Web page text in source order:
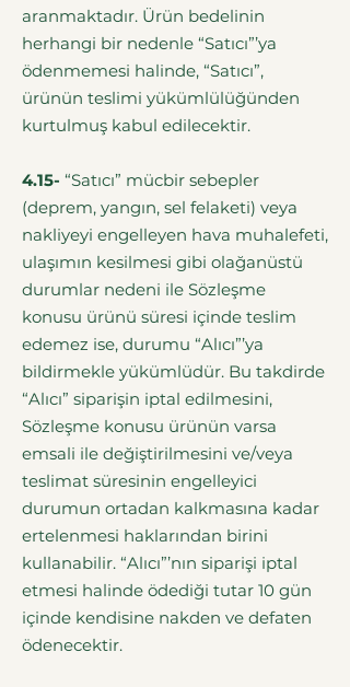
aranmaktadır. Ürün bedelinin
herhangi bir nedenle “Satıcı”’ya
ödenmemesi halinde, “Satıcı”,
ürünün teslimi yükümlülüğünden
kurtulmuş kabul edilecektir.
4.15- “Satıcı” mücbir sebepler
(deprem, yangın, sel felaketi) veya
nakliyeyi engelleyen hava muhalefeti,
ulaşımın kesilmesi gibi olağanüstü
durumlar nedeni ile Sözleşme
konusu ürünü süresi içinde teslim
edemez ise, durumu “Alıcı”’ya
bildirmekle yükümlüdür. Bu takdirde
“Alıcı” siparişin iptal edilmesini,
Sözleşme konusu ürünün varsa
emsali ile değiştirilmesini ve/veya
teslimat süresinin engelleyici
durumun ortadan kalkmasına kadar
ertelenmesi haklarından birini
kullanabilir. “Alıcı”’nın siparişi iptal
etmesi halinde ödediği tutar 10 gün
içinde kendisine nakden ve defaten
ödenecektir.